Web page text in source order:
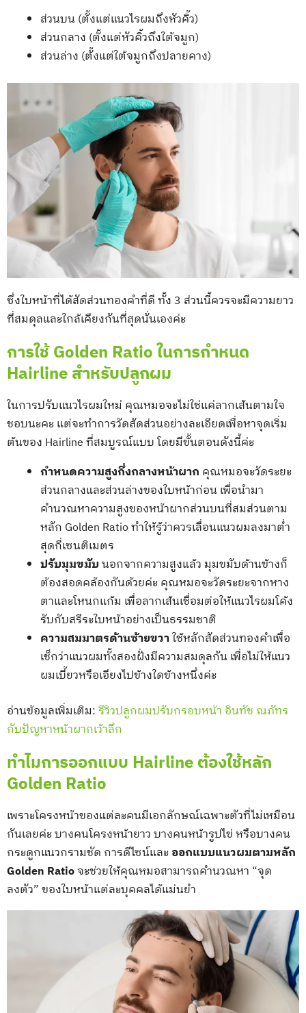
ส่วนบน (ตั้งแต่แนวไรผมถึงหัวคิ้ว)
ส่วนกลาง (ตั้งแต่หัวคิ้วถึงใต้จมูก)
ส่วนล่าง (ตั้งแต่ใต้จมูกถึงปลายคาง)
ซึ่งใบหน้าที่ได้สัดส่วนทองคำที่ดี ทั้ง 3 ส่วนนี้ควรจะมีความยาว
ที่สมดุลและใกล้เคียงกันที่สุดนั่นเองค่ะ
การใช้ Golden Ratio ในการกำหนด
Hairline สำหรับปลูกผม
ในการปรับแนวไรผมใหม่ คุณหมอจะไม่ใช่แค่ลากเส้นตามใจ
ชอบนะคะ แต่จะทำการวัดสัดส่วนอย่างละเอียดเพื่อหาจุดเริ่ม
ต้นของ Hairline ที่สมบูรณ์แบบ โดยมีขั้นตอนดังนี้ค่ะ
กำหนดความสูงกึ่งกลางหน้าผาก คุณหมอจะวัดระยะ
ส่วนกลางและส่วนล่างของใบหน้าก่อน เพื่อนำมา
คำนวณหาความสูงของหน้าผากส่วนบนที่สมส่วนตาม
หลัก Golden Ratio ทำให้รู้ว่าควรเลื่อนแนวผมลงมาต่ำ
สุดกี่เซนติเมตร
ปรับมุมขมับนอกจากความสูงแล้ว มุมขมับด้านข้างก็
ต้องสอดคล้องกันด้วยค่ะ คุณหมอจะวัดระยะจากหาง
ตาและโหนกแก้ม เพื่อลากเส้นเชื่อมต่อให้แนวไรผมโค้ง
รับกับสรีระใบหน้าอย่างเป็นธรรมชาติ
ความสมมาตรด้านซ้ายขวาใช้หลักสัดส่วนทองคำเพื่อ
เช็กว่าแนวผมทั้งสองฝั่งมีความสมดุลกัน เพื่อไม่ให้แนว
ผมเบี้ยวหรือเอียงไปข้างใดข้างหนึ่งค่ะ
อ่านข้อมูลเพิ่มเติม:รีวิวปลูกผมปรับกรอบหน้า อินทัช ณภัทร
กับปัญหาหน้าผากเว้าลึก
ทำไมการออกแบบ Hairline ต้องใช้หลัก
Golden Ratio
เพราะโครงหน้าของแต่ละคนมีเอกลักษณ์เฉพาะตัวที่ไม่เหมือน
กันเลยค่ะ บางคนโครงหน้ายาว บางคนหน้ารูปไข่ หรือบางคน
กระดูกแนวกรามชัด การดีไซน์และออกแบบแนวผมตามหลัก
Golden Ratioจะช่วยให้คุณหมอสามารถคำนวณหา “จุด
ลงตัว” ของใบหน้าแต่ละบุคคลได้แม่นยำ